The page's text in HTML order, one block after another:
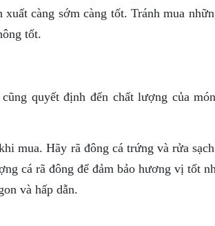
càng sớm càng tốt. Tránh mua
tốt.
quyết định đến chất lượng của
mua. Hãy rã đông cá trứng và rửa
cá rã đông để đảm bảo hương vị tốt
và hấp dẫn.